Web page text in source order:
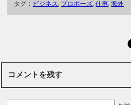
タグ： ビジネス, プロポーズ,仕事,海外
コメントを残す